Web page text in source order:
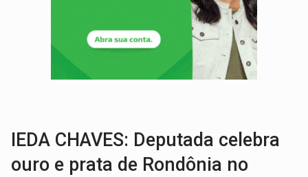
Entrega de 286 máquinas em Rondônia coincide com
ARTIGO:Reter até 50% no distrato imobiliário é legal, mas não pode
DO HOSPITAL AO CAMPO: Veja as mais de 200 ações de Marcos
IEDA CHAVES: Deputada celebra
ouro e prata de Rondônia no